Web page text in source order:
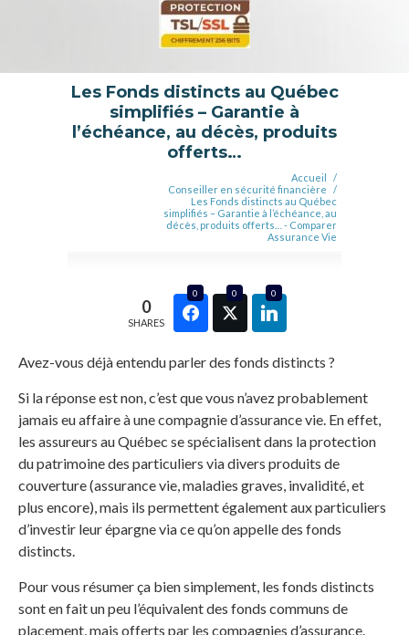
Les Fonds distincts au Québec
simplifiés – Garantie à
l’échéance, au décès, produits
offerts…
Accueil
/
Conseiller en sécurité financière
/
Les Fonds distincts au Québec
simplifiés – Garantie à l’échéance, au
décès, produits offerts… - Comparer
Assurance Vie
0
SHARES
0 0 0
Avez-vous déjà entendu parler des fonds distincts ?
Si la réponse est non, c’est que vous n’avez probablement
jamais eu affaire à une compagnie d’assurance vie. En effet,
les assureurs au Québec se spécialisent dans la protection
du patrimoine des particuliers via divers produits de
couverture (assurance vie, maladies graves, invalidité, et
plus encore), mais ils permettent également aux particuliers
d’investir leur épargne via ce qu’on appelle des fonds
distincts.
Pour vous résumer ça bien simplement, les fonds distincts
sont en fait un peu l’équivalent des fonds communs de
placement, mais offerts par les compagnies d’assurance.